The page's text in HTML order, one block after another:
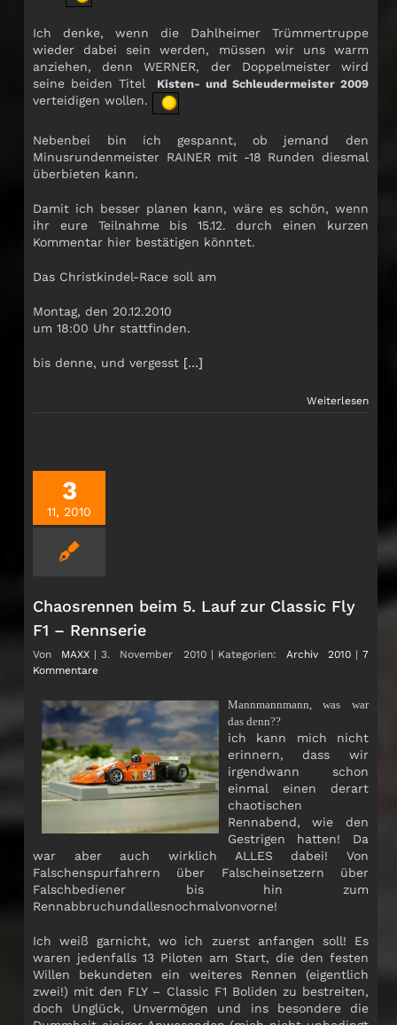
Ich denke, wenn die Dahlheimer Trümmertruppe
wieder dabei sein werden, müssen wir uns warm
anziehen, denn WERNER, der Doppelmeister wird
seine beiden Titel
Kisten- und Schleudermeister 2009
verteidigen wollen.
Nebenbei bin ich gespannt, ob jemand den
Minusrundenmeister RAINER mit -18 Runden diesmal
überbieten kann.
Damit ich besser planen kann, wäre es schön, wenn
ihr eure Teilnahme bis 15.12. durch einen kurzen
Kommentar hier bestätigen könntet.
Das Christkindel-Race soll am
Montag, den 20.12.2010
um 18:00 Uhr stattfinden.
bis denne, und vergesst […]
Weiterlesen
3
11, 2010
Chaosrennen beim 5. Lauf zur Classic Fly
F1 – Rennserie
Von MAXX | 3. November 2010 | Kategorien: Archiv 2010 | 7
Kommentare
Mannmannmann, was war
das denn??
ich kann mich nicht
erinnern, dass wir
irgendwann schon
einmal einen derart
chaotischen
Rennabend, wie den
Gestrigen hatten! Da
war aber auch wirklich ALLES dabei! Von
Falschenspurfahrern über Falscheinsetzern über
Falschbediener bis hin zum
Rennabbruchundallesnochmalvonvorne!
Ich weiß garnicht, wo ich zuerst anfangen soll! Es
waren jedenfalls 13 Piloten am Start, die den festen
Willen bekundeten ein weiteres Rennen (eigentlich
zwei!) mit den FLY – Classic F1 Boliden zu bestreiten,
doch Unglück, Unvermögen und ins besondere die